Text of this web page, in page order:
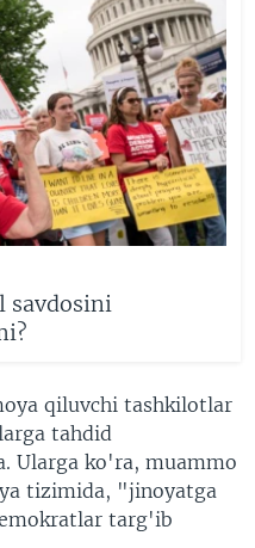
savdosini
qiluvchi tashkilotlar
tahdid
Ularga ko'ra, muammo
tizimida, "jinoyatga
targ'ib